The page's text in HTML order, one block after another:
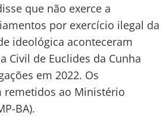
que não exerce a
por exercício ilegal da
ideológica aconteceram
Civil de Euclides da Cunha
em 2022. Os
remetidos ao Ministério
BA).